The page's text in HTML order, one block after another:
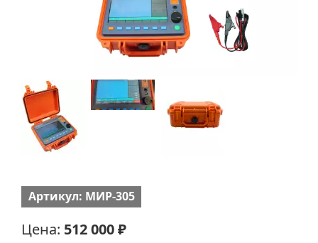
Артикул: МИР-305
Цена: 512 000 ₽